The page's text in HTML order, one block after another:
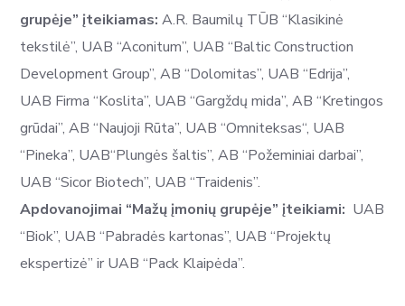
grupėje” įteikiamas:A.R. Baumilų TŪB “Klasikinė
tekstilė”, UAB “Aconitum”, UAB “Baltic Construction
Development Group”, AB “Dolomitas”, UAB “Edrija”,
UAB Firma “Koslita”, UAB “Gargždų mida”, AB “Kretingos
grūdai”, AB “Naujoji Rūta”, UAB “Omniteksas“, UAB
“Pineka”, UAB“Plungės šaltis”, AB “Požeminiai darbai”,
UAB “Sicor Biotech”, UAB “Traidenis”.
Apdovanojimai “Mažų įmonių grupėje” įteikiami: UAB
“Biok”, UAB “Pabradės kartonas”, UAB “Projektų
ekspertizė” ir UAB “Pack Klaipėda”.